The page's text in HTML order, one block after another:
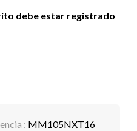
debe estar registrado
: MM105NXT16